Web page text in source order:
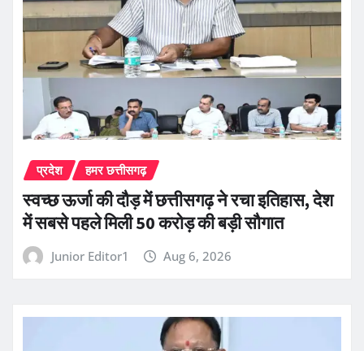
प्रदेश हमर छत्तीसगढ़
स्वच्छ ऊर्जा की दौड़ में छत्तीसगढ़ ने रचा इतिहास, देश
में सबसे पहले मिली 50 करोड़ की बड़ी सौगात
Junior Editor1 Aug 6, 2026